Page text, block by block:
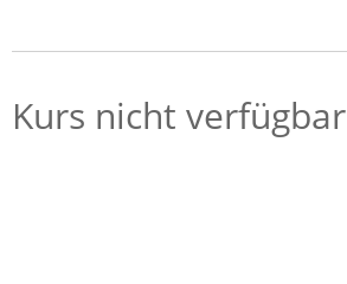
Kurs nicht verfügbar